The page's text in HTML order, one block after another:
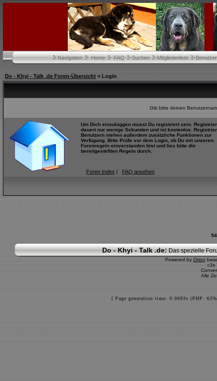
Navigation Home FAQ Suchen Mitgliederliste
Do - Khyi - Talk .de Foren-Übersicht » Login
Gib bitte deinen
Um Dich einzuloggen musst Du registriert sein.
dauert nur wenige Sekunden und ist kostenlos.
Benutzern stehen außerdem zusätzliche Funktionen zur
Verfügung. Bitte Prüfe vor dem Login, ob Du mit unseren
Forenregeln einverstanden bist und lies bitte die
bereitgestellten Regeln durch.
Foren Index | FAQ ansehen
Do - Khyi - Talk .de: Das spezielle
Powered by Orion
c3s
Alle
[ Page generation time: 0.0693s (PHP: